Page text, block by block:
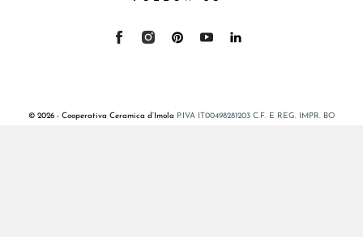
© 2026 - Cooperativa Ceramica d’Imola P.IVA IT00498281203 C.F. E REG. IMPR. BO